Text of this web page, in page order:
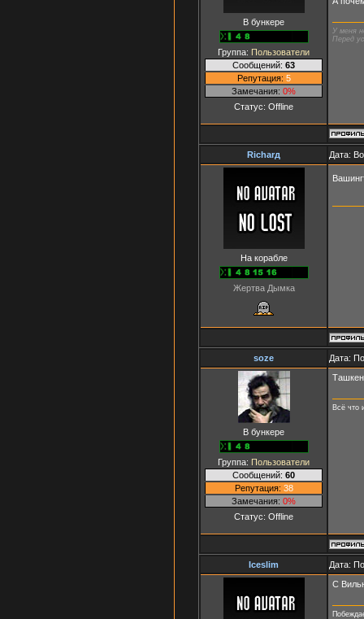
В бункере
Группа: Пользователи
Сообщений: 63
Репутация: 5
Замечания: 0%
Статус: Offline
У меня
Перед
Richarд Дата:
На корабле
Жертва Дымка
soze Дата:
В бункере
Группа: Пользователи
Сообщений: 60
Репутация: 38
Замечания: 0%
Статус: Offline
Всё что
Iceslim Дата:
С